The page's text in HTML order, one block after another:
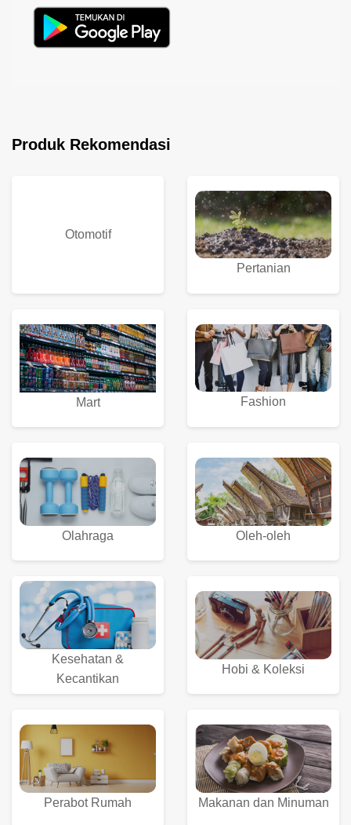
Produk Rekomendasi
Otomotif
Pertanian
Mart Fashion
Olahraga Oleh-oleh
Kesehatan &
Kecantikan
Hobi & Koleksi
Perabot Rumah Makanan dan Minuman